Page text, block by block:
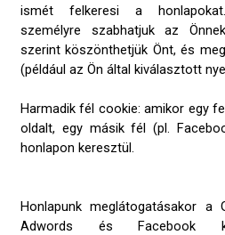
ismét felkeresi a
személyre szabhatjuk az
szerint köszönthetjük Önt, és
(például az Ön által kiválasztott
Harmadik fél cookie: amikor egy
oldalt, egy másik fél (pl.
honlapon keresztül.
Honlapunk meglátogatásakor a
Adwords és Facebook